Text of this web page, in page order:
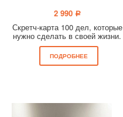
2 990 a
Скретч-карта 100 дел, которые
нужно сделать в своей жизни.
ПОДРОБНЕЕ